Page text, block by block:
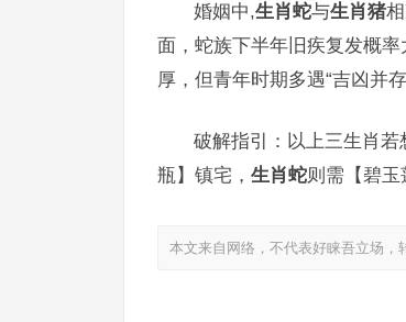
婚姻中,生肖蛇与生肖猪
面，蛇族下半年旧疾复发概
厚，但青年时期多遇“吉凶并
破解指引：以上三生肖若
瓶】镇宅， 生肖蛇则需【碧玉
本文来自网络，不代表好睐吾立场，